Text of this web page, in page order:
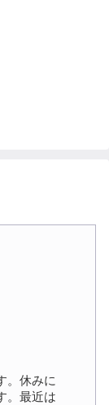
。休みに
。最近は